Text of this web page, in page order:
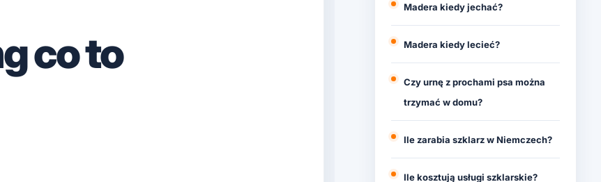
co to
Madera kiedy jechać?
Madera kiedy lecieć?
Czy urnę z prochami psa można
trzymać w domu?
Ile zarabia szklarz w Niemczech?
Ile kosztują usługi szklarskie?